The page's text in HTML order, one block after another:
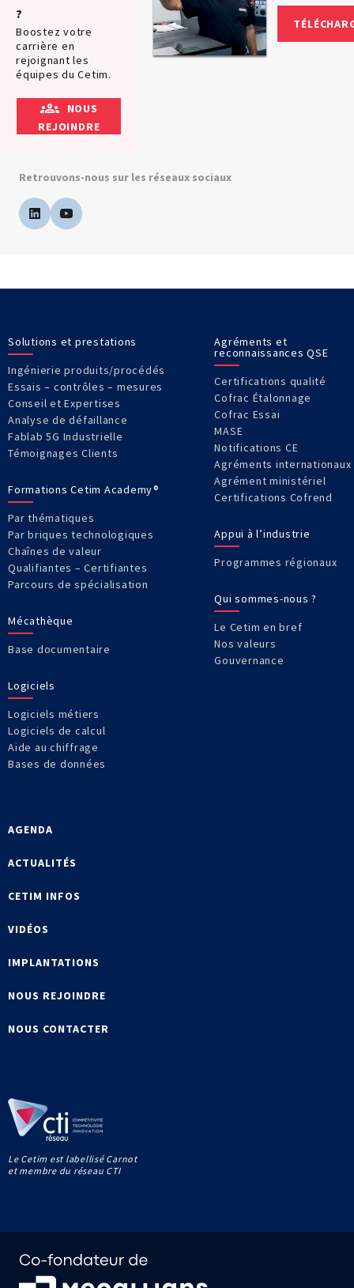
?
Boostez votre
carrière en
rejoignant les
équipes du Cetim.
NOUS
REJOINDRE
Retrouvons-nous sur les réseaux sociaux
Le Cetim est labellisé Carnot
et membre du réseau CTI
Solutions et prestations
Ingénierie produits/procédés
Essais – contrôles – mesures
Conseil et Expertises
Analyse de défaillance
Fablab 5G Industrielle
Témoignages Clients
Formations Cetim Academy®
Par thématiques
Par briques technologiques
Chaînes de valeur
Qualifiantes – Certifiantes
Parcours de spécialisation
Mécathèque
Base documentaire
Logiciels
Logiciels métiers
Logiciels de calcul
Aide au chiffrage
Bases de données
Agréments et
reconnaissances QSE
Certifications qualité
Cofrac Étalonnage
Cofrac Essai
MASE
Notifications CE
Agréments internationaux
Agrément ministériel
Certifications Cofrend
Appui à l’industrie
Programmes régionaux
Qui sommes-nous ?
Le Cetim en bref
Nos valeurs
Gouvernance
AGENDA
ACTUALITÉS
CETIM INFOS
VIDÉOS
IMPLANTATIONS
NOUS REJOINDRE
NOUS CONTACTER